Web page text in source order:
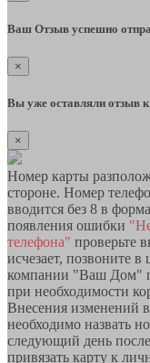
Ваш Отзыв успешно
×
Вы уже оставляли отзыв к
×
Номер карты
стороне. Номер
вводится без 8 в
появления ошибки
телефона" проверьте
исчезает, позвоните
компании "Ваш Дом"
при необходимости
Внесения изменений
необходимо назвать
следующий день
привязать карту к